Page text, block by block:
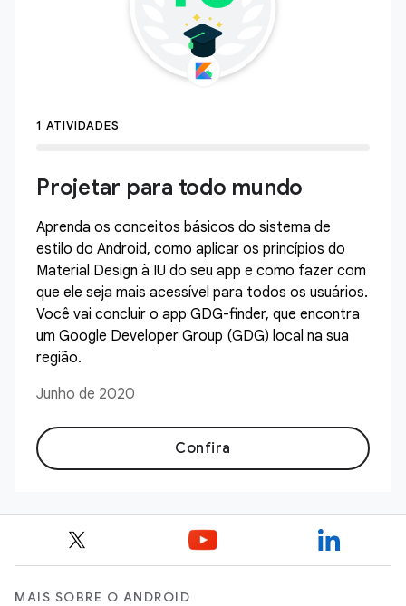
1 ATIVIDADES
Projetar para todo mundo
Aprenda os conceitos básicos do sistema de
estilo do Android, como aplicar os princípios do
Material Design à IU do seu app e como fazer com
que ele seja mais acessível para todos os usuários.
Você vai concluir o app GDG-finder, que encontra
um Google Developer Group (GDG) local na sua
região.
Junho de 2020
Confira
MAIS SOBRE O ANDROID